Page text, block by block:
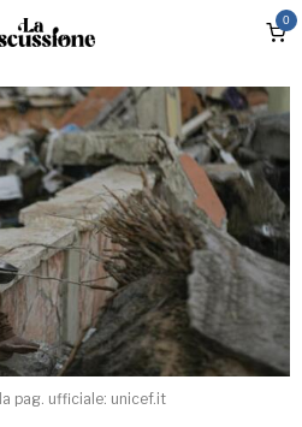
0
pag. ufficiale: unicef.it